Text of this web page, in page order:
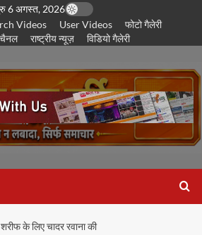
6 अगस्त, 2026
Videos User Videos
फोटो गैलेरी
चैनल
राष्ट्रीय न्यूज़ विडियो गैलेरी
के लिए चादर रवाना की